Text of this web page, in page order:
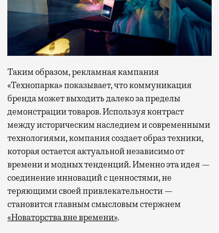
Таким образом, рекламная кампания
«Технопарка» показывает, что коммуникация
бренда может выходить далеко за пределы
демонстрации товаров. Используя контраст
между историческим наследием и современными
технологиями, компания создает образ техники,
которая остается актуальной независимо от
времени и модных тенденций. Именно эта идея —
соединение инноваций с ценностями, не
теряющими своей привлекательности —
становится главным смысловым стержнем
«Новаторства вне времени».